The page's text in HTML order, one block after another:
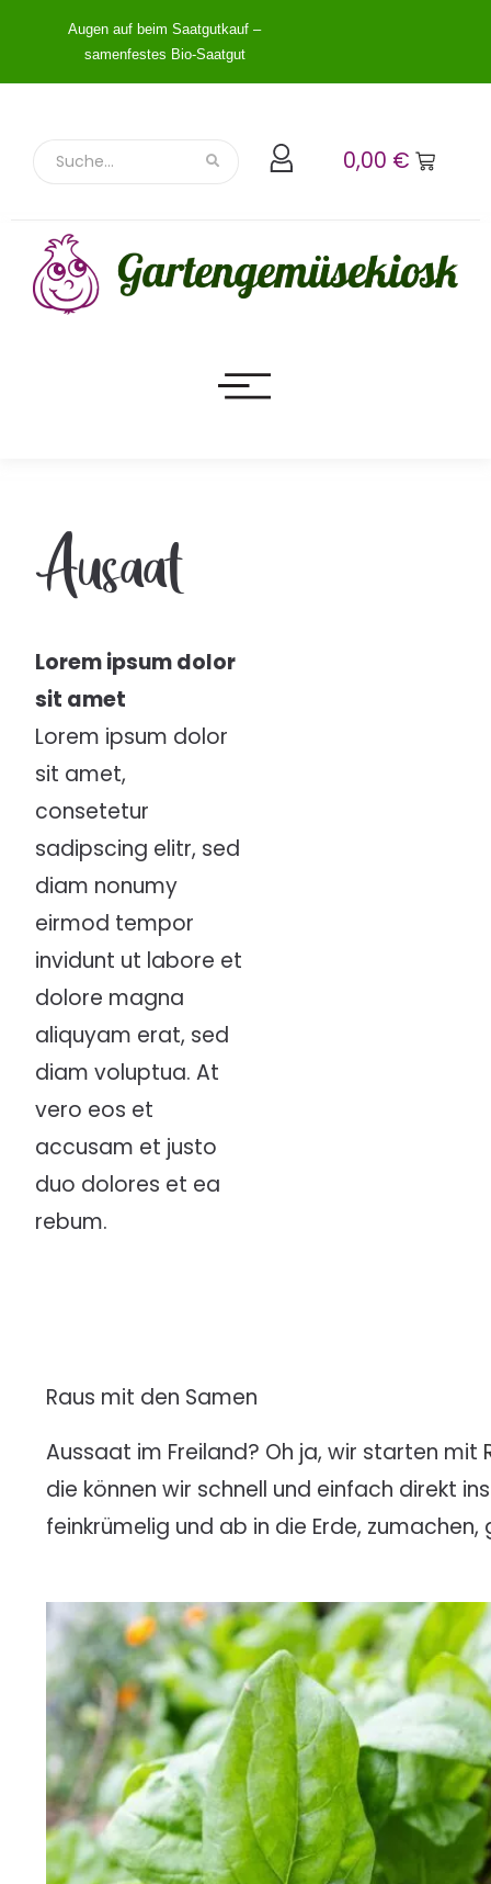
Augen auf beim Saatgutkauf –
samenfestes Bio-Saatgut
0,00 €
Ausaat
Lorem ipsum dolor
sit amet
Lorem ipsum dolor
sit amet,
consetetur
sadipscing elitr, sed
diam nonumy
eirmod tempor
invidunt ut labore et
dolore magna
aliquyam erat, sed
diam voluptua. At
vero eos et
accusam et justo
duo dolores et ea
rebum.
Raus mit den Samen
Aussaat im Freiland? Oh ja, wir starten mit
die können wir schnell und einfach direkt
feinkrümelig und ab in die Erde,